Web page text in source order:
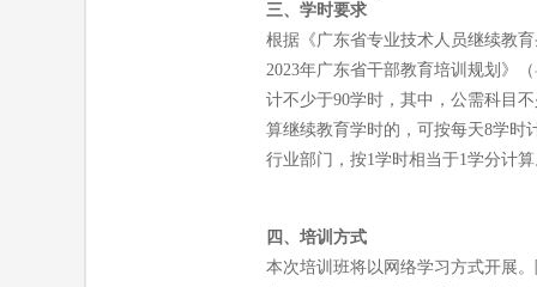
三、学时要求
根据《广东省专业技术人员继续教
2023年广东省干部教育培训规划》
计不少于90学时，其中，公需科目
算继续教育学时的，可按每天8学时
行业部门，按1学时相当于1学分计
四、培训方式
本次培训班将以网络学习方式开展